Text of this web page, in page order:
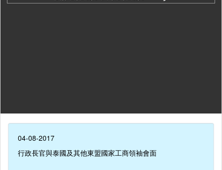
04-08-2017
行政長官與泰國及其他東盟國家工商領袖會面